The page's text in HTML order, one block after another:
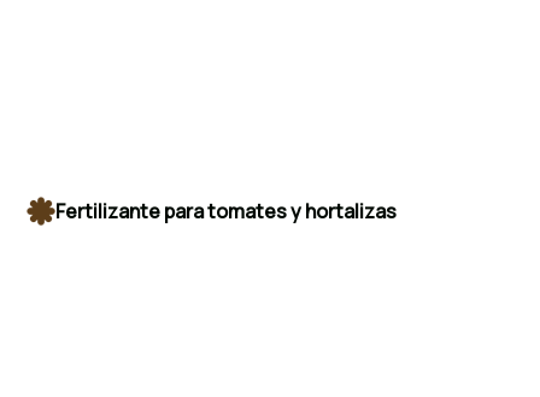
Fertilizante para tomates y hortalizas